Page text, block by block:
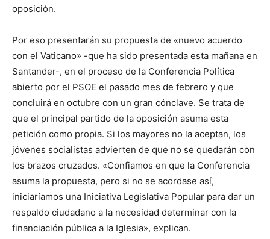
oposición.
Por eso presentarán su propuesta de «nuevo acuerdo
con el Vaticano» -que ha sido presentada esta mañana en
Santander-, en el proceso de la Conferencia Política
abierto por el PSOE el pasado mes de febrero y que
concluirá en octubre con un gran cónclave. Se trata de
que el principal partido de la oposición asuma esta
petición como propia. Si los mayores no la aceptan, los
jóvenes socialistas advierten de que no se quedarán con
los brazos cruzados. «Confiamos en que la Conferencia
asuma la propuesta, pero si no se acordase así,
iniciaríamos una Iniciativa Legislativa Popular para dar un
respaldo ciudadano a la necesidad determinar con la
financiación pública a la Iglesia», explican.